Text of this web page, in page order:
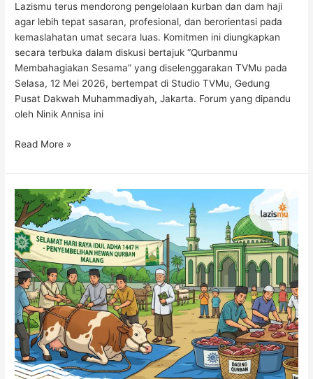
Lazismu terus mendorong pengelolaan kurban dan dam haji
agar lebih tepat sasaran, profesional, dan berorientasi pada
kemaslahatan umat secara luas. Komitmen ini diungkapkan
secara terbuka dalam diskusi bertajuk “Qurbanmu
Membahagiakan Sesama” yang diselenggarakan TVMu pada
Selasa, 12 Mei 2026, bertempat di Studio TVMu, Gedung
Pusat Dakwah Muhammadiyah, Jakarta. Forum yang dipandu
oleh Ninik Annisa ini
Read More »
Ibadah
Paling
Dicintai
Allah
di
Bulan
Zulhijah